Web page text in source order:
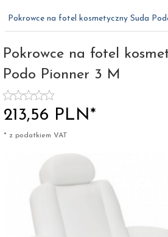
Pokrowce na fotel kosmetyczny Suda
Pokrowce na fotel
Podo Pionner 3 M
213,56 PLN*
* z podatkiem VAT